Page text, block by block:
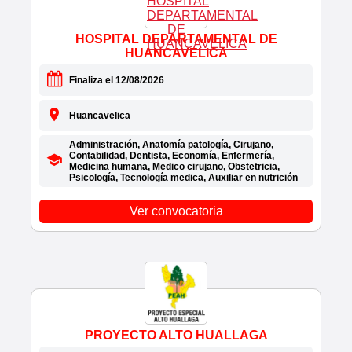
• COALITION SALES MANAGEMENT
• COFIDE
• COFOPRI
• COGA
• COLCHONES EL CISNE
• COLEGIO DE ECONOMISTAS DE LIMA
• COLEGIO DIEGO THOMSON
• COLEGIO JEAN LE BOULCH
• COLEGIO MILITAR ELIAS AGUIRRE
• COLEGIO MILITAR FRANCISCO BOLOGNESI
• COLEGIO MILITAR LEONCIO PRADO
• COMERCIAL HOLGUIN
• COMERCIAL PICHARA PERU SAC
HOSPITAL DEPARTAMENTAL DE
HUANCAVELICA
Finaliza el 12/08/2026
Huancavelica
Administración, Anatomía patología, Cirujano,
Contabilidad, Dentista, Economía, Enfermería,
Medicina humana, Medico cirujano, Obstetricia,
Psicología, Tecnología medica, Auxiliar en nutrición
Ver convocatoria
PROYECTO ALTO HUALLAGA